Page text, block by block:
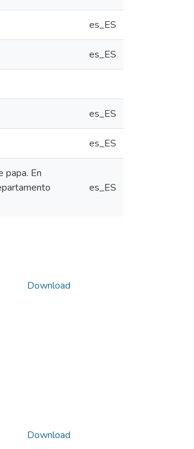
es_ES
es_ES
es_ES
es_ES
papa. En
es_ES
Download
Download